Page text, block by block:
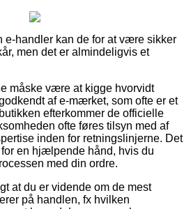
e-handler kan de for at være sikker
men det er almindeligvis et
måske være at kigge hvorvidt
af e-mærket, som ofte er et
efterkommer de officielle
ofte føres tilsyn med af
inden for retningslinjerne. Det
en hjælpende hånd, hvis du
med din ordre.
at du er vidende om de mest
på handlen, fx hvilken